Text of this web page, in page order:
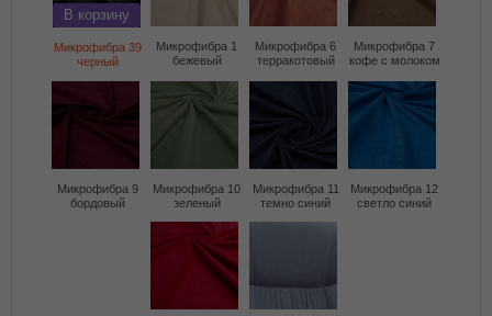
В корзину
Микрофибра 39
черный
Микрофибра 1
бежевый
Микрофибра 6
терракотовый
Микрофибра 7
кофе с молоком
Микрофибра 9
бордовый
Микрофибра 10
зеленый
Микрофибра 11
темно синий
Микрофибра 12
светло синий